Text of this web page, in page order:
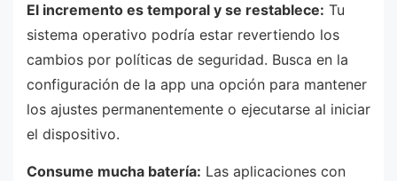
El incremento es temporal y se restablece: Tu
sistema operativo podría estar revertiendo los
cambios por políticas de seguridad. Busca en la
configuración de la app una opción para mantener
los ajustes permanentemente o ejecutarse al iniciar
el dispositivo.
Consume mucha batería: Las aplicaciones con